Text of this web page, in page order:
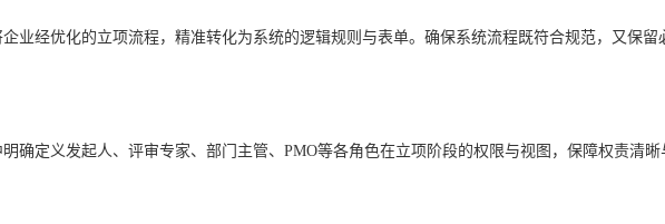
业经优化的立项流程，精准转化为系统的逻辑规则与表单。确保系统流程既符合规范，又保留
确定义发起人、评审专家、部门主管、PMO等各角色在立项阶段的权限与视图，保障权责清晰